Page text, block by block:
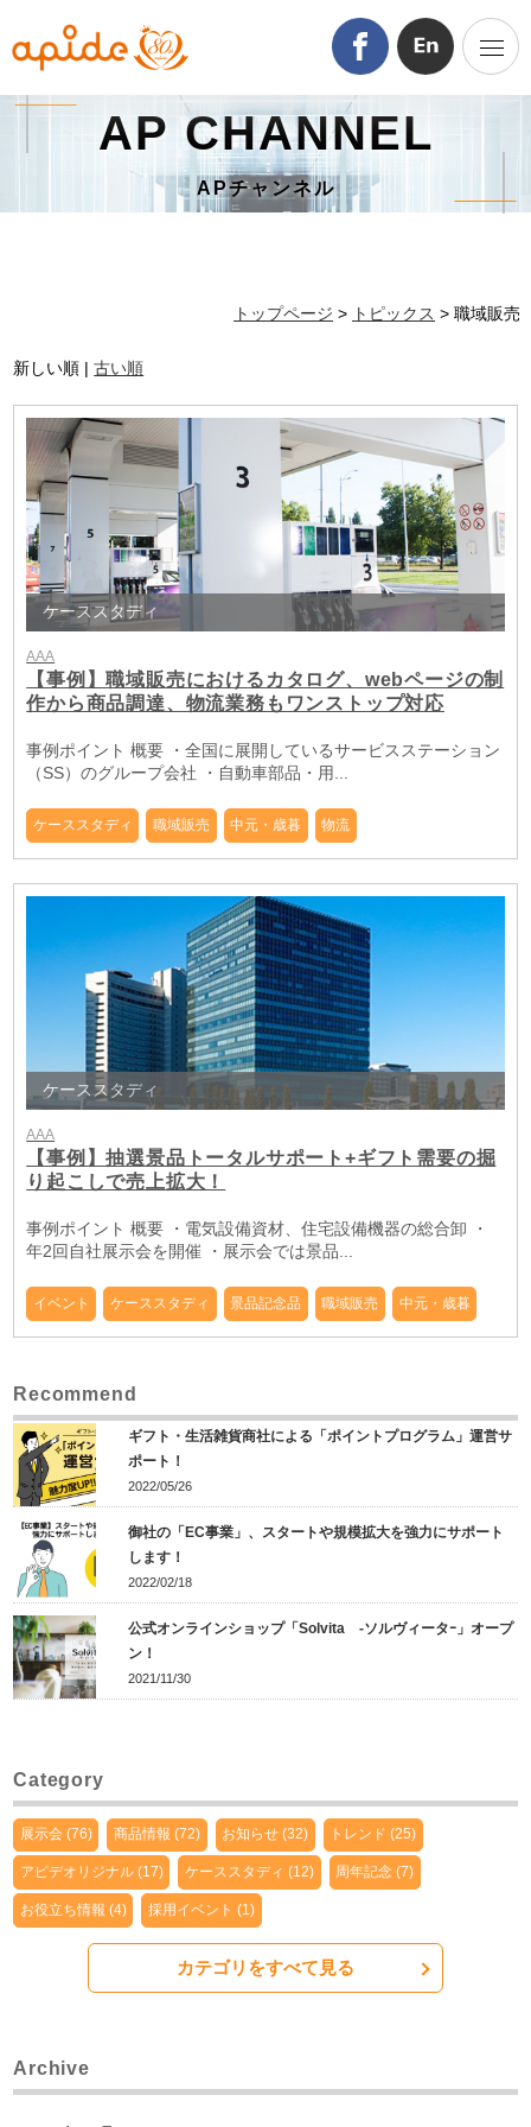
AP CHANNEL
APチャンネル
トップページ > トピックス > 職域販売
新しい順 |古い順
ケーススタディ
AAA
【事例】職域販売におけるカタログ、webページの制
作から商品調達、物流業務もワンストップ対応
事例ポイント 概要 ・全国に展開しているサービスステーション
（SS）のグループ会社 ・自動車部品・用...
ケーススタディ 職域販売 中元・歳暮 物流
ケーススタディ
AAA
【事例】抽選景品トータルサポート+ギフト需要の掘
り起こしで売上拡大！
事例ポイント 概要 ・電気設備資材、住宅設備機器の総合卸 ・
年2回自社展示会を開催 ・展示会では景品...
イベント ケーススタディ 景品記念品 職域販売 中元・歳暮
Recommend
ギフト・生活雑貨商社による「ポイントプログラム」運営サ
ポート！
2022/05/26
御社の「EC事業」、スタートや規模拡大を強力にサポート
します！
2022/02/18
公式オンラインショップ「Solvita -ソルヴィータｰ」オープ
ン！
2021/11/30
Category
展示会 (76) 商品情報 (72) お知らせ (32) トレンド (25)
アピデオリジナル (17) ケーススタディ (12) 周年記念 (7)
お役立ち情報 (4) 採用イベント (1)
カテゴリをすべて見る
Archive